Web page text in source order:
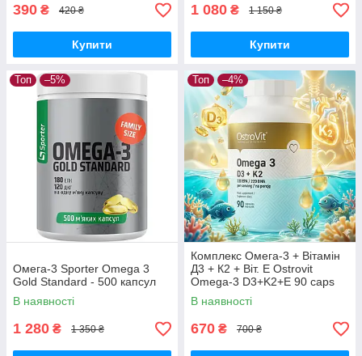
390 ₴ 420 ₴
Купити
1 080 ₴ 1 150 ₴
Купити
Топ –5%
Омега-3 Sporter Omega 3
Gold Standard - 500 капсул
В наявності
1 280 ₴ 1 350 ₴
Топ –4%
Комплекс Омега-3 + Вітамін
Д3 + К2 + Віт. Е Ostrovit
Omega-3 D3+K2+Е 90 caps
В наявності
670 ₴ 700 ₴